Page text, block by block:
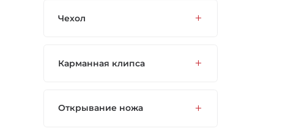
Чехол
Карманная клипса
Открывание ножа